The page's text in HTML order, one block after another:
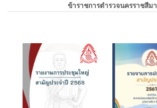
ข้าราชการตำรวจนครราชสีมา